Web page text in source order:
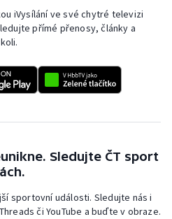
iVysílání ve své chytré televizi
přímé přenosy, články a
Sledujte ČT sport
sportovní události. Sledujte nás i
či YouTube a buďte v obraze.